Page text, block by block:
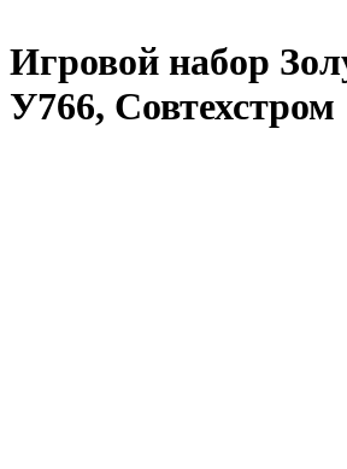
Игровой набор
У766, Совтехстром